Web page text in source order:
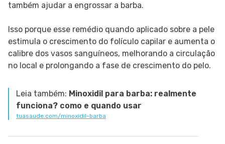
também ajudar a engrossar a barba.
Isso porque esse remédio quando aplicado sobre a pele
estimula o crescimento do folículo capilar e aumenta o
calibre dos vasos sanguíneos, melhorando a circulação
no local e prolongando a fase de crescimento do pelo.
Leia também: Minoxidil para barba: realmente
funciona? como e quando usar
tuasaude.com/minoxidil-barba